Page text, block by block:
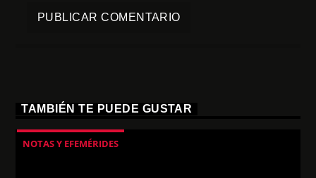
TAMBIÉN TE PUEDE GUSTAR
NOTAS Y EFEMÉRIDES